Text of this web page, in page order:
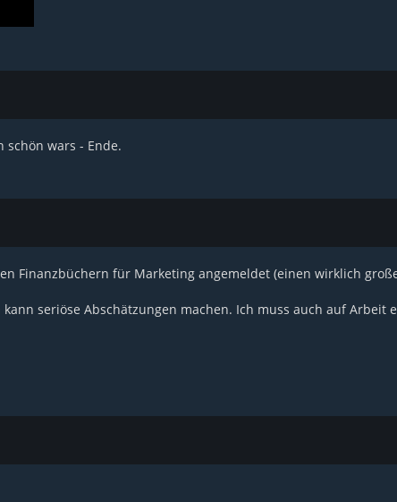
schön wars - Ende.
Finanzbüchern für Marketing angemeldet (einen wirklich
seriöse Abschätzungen machen. Ich muss auch auf Arbeit